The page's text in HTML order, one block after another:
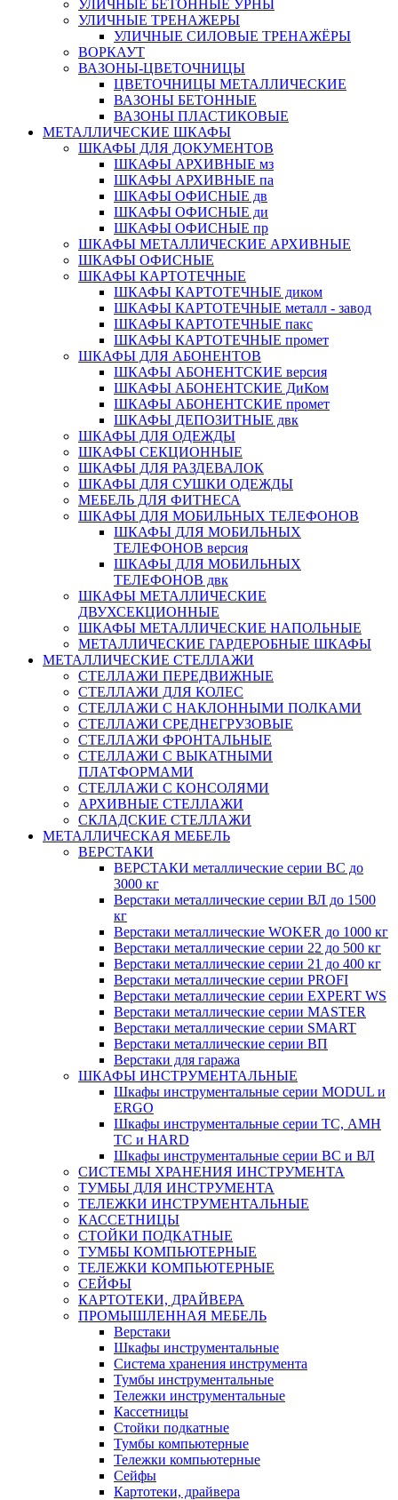
УЛИЧНЫЕ БЕТОННЫЕ УРНЫ
УЛИЧНЫЕ ТРЕНАЖЕРЫ
УЛИЧНЫЕ СИЛОВЫЕ ТРЕНАЖЁРЫ
ВОРКАУТ
ВАЗОНЫ-ЦВЕТОЧНИЦЫ
ЦВЕТОЧНИЦЫ МЕТАЛЛИЧЕСКИЕ
ВАЗОНЫ БЕТОННЫЕ
ВАЗОНЫ ПЛАСТИКОВЫЕ
МЕТАЛЛИЧЕСКИЕ ШКАФЫ
ШКАФЫ ДЛЯ ДОКУМЕНТОВ
ШКАФЫ АРХИВНЫЕ мз
ШКАФЫ АРХИВНЫЕ па
ШКАФЫ ОФИСНЫЕ дв
ШКАФЫ ОФИСНЫЕ ди
ШКАФЫ ОФИСНЫЕ пр
ШКАФЫ МЕТАЛЛИЧЕСКИЕ АРХИВНЫЕ
ШКАФЫ ОФИСНЫЕ
ШКАФЫ КАРТОТЕЧНЫЕ
ШКАФЫ КАРТОТЕЧНЫЕ диком
ШКАФЫ КАРТОТЕЧНЫЕ металл - завод
ШКАФЫ КАРТОТЕЧНЫЕ пакс
ШКАФЫ КАРТОТЕЧНЫЕ промет
ШКАФЫ ДЛЯ АБОНЕНТОВ
ШКАФЫ АБОНЕНТСКИЕ версия
ШКАФЫ АБОНЕНТСКИЕ ДиКом
ШКАФЫ АБОНЕНТСКИЕ промет
ШКАФЫ ДЕПОЗИТНЫЕ двк
ШКАФЫ ДЛЯ ОДЕЖДЫ
ШКАФЫ СЕКЦИОННЫЕ
ШКАФЫ ДЛЯ РАЗДЕВАЛОК
ШКАФЫ ДЛЯ СУШКИ ОДЕЖДЫ
МЕБЕЛЬ ДЛЯ ФИТНЕСА
ШКАФЫ ДЛЯ МОБИЛЬНЫХ ТЕЛЕФОНОВ
ШКАФЫ ДЛЯ МОБИЛЬНЫХ
ТЕЛЕФОНОВ версия
ШКАФЫ ДЛЯ МОБИЛЬНЫХ
ТЕЛЕФОНОВ двк
ШКАФЫ МЕТАЛЛИЧЕСКИЕ
ДВУХСЕКЦИОННЫЕ
ШКАФЫ МЕТАЛЛИЧЕСКИЕ НАПОЛЬНЫЕ
МЕТАЛЛИЧЕСКИЕ ГАРДЕРОБНЫЕ ШКАФЫ
МЕТАЛЛИЧЕСКИЕ СТЕЛЛАЖИ
СТЕЛЛАЖИ ПЕРЕДВИЖНЫЕ
СТЕЛЛАЖИ ДЛЯ КОЛЕС
СТЕЛЛАЖИ С НАКЛОННЫМИ ПОЛКАМИ
СТЕЛЛАЖИ СРЕДНЕГРУЗОВЫЕ
СТЕЛЛАЖИ ФРОНТАЛЬНЫЕ
СТЕЛЛАЖИ С ВЫКАТНЫМИ
ПЛАТФОРМАМИ
СТЕЛЛАЖИ С КОНСОЛЯМИ
АРХИВНЫЕ СТЕЛЛАЖИ
СКЛАДСКИЕ СТЕЛЛАЖИ
МЕТАЛЛИЧЕСКАЯ МЕБЕЛЬ
ВЕРСТАКИ
ВЕРСТАКИ металлические серии ВС до
3000 кг
Верстаки металлические серии ВЛ до 1500
кг
Верстаки металлические WOKER до 1000 кг
Верстаки металлические серии 22 до 500 кг
Верстаки металлические серии 21 до 400 кг
Верстаки металлические серии PROFI
Верстаки металлические серии EXPERT WS
Верстаки металлические серии MASTER
Верстаки металлические серии SMART
Верстаки металлические серии ВП
Верстаки для гаража
ШКАФЫ ИНСТРУМЕНТАЛЬНЫЕ
Шкафы инструментальные серии MODUL и
ERGO
Шкафы инструментальные серии ТС, АМН
ТС и HARD
Шкафы инструментальные серии ВС и ВЛ
СИСТЕМЫ ХРАНЕНИЯ ИНСТРУМЕНТА
ТУМБЫ ДЛЯ ИНСТРУМЕНТА
ТЕЛЕЖКИ ИНСТРУМЕНТАЛЬНЫЕ
КАССЕТНИЦЫ
СТОЙКИ ПОДКАТНЫЕ
ТУМБЫ КОМПЬЮТЕРНЫЕ
ТЕЛЕЖКИ КОМПЬЮТЕРНЫЕ
СЕЙФЫ
КАРТОТЕКИ, ДРАЙВЕРА
ПРОМЫШЛЕННАЯ МЕБЕЛЬ
Верстаки
Шкафы инструментальные
Система хранения инструмента
Тумбы инструментальные
Тележки инструментальные
Кассетницы
Стойки подкатные
Тумбы компьютерные
Тележки компьютерные
Сейфы
Картотеки, драйвера